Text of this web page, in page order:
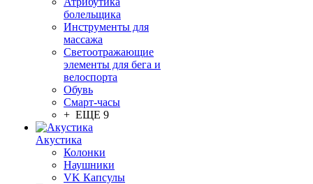
болельщика
Инструменты для
массажа
Светоотражающие
элементы для бега и
велоспорта
Обувь
Смарт-часы
+ ЕЩЕ 9
Акустика
Колонки
Наушники
VK Капсулы